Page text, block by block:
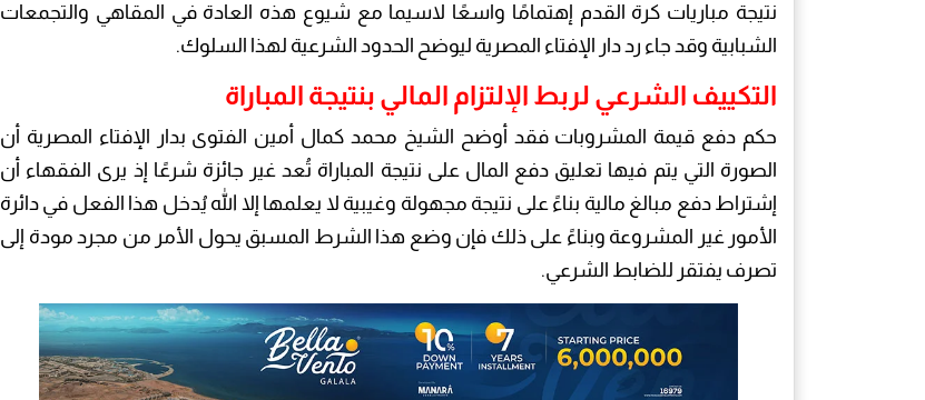
نتيجة مباريات كرة القدم إهتمامًا واسعًا لاسيما مع شيوع هذه العادة في المقاهي والتجمعات
الشبابية وقد جاء رد دار الإفتاء المصرية ليوضح الحدود الشرعية لهذا السلوك.
التكييف الشرعي لربط الإلتزام المالي بنتيجة المباراة
حكم دفع قيمة المشروبات فقد أوضح الشيخ محمد كمال أمين الفتوى بدار الإفتاء المصرية أن
الصورة التي يتم فيها تعليق دفع المال على نتيجة المباراة تُعد غير جائزة شرعًا إذ يرى الفقهاء أن
إشتراط دفع مبالغ مالية بناءً على نتيجة مجهولة وغيبية لا يعلمها إلا الله يُدخل هذا الفعل في دائرة
الأمور غير المشروعة وبناءً على ذلك فإن وضع هذا الشرط المسبق يحول الأمر من مجرد مودة إلى
تصرف يفتقر للضابط الشرعي.